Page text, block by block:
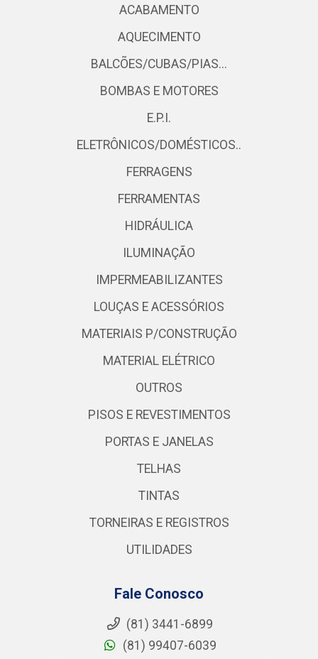
ACABAMENTO
AQUECIMENTO
BALCÕES/CUBAS/PIAS...
BOMBAS E MOTORES
E.P.I.
ELETRÔNICOS/DOMÉSTICOS..
FERRAGENS
FERRAMENTAS
HIDRÁULICA
ILUMINAÇÃO
IMPERMEABILIZANTES
LOUÇAS E ACESSÓRIOS
MATERIAIS P/CONSTRUÇÃO
MATERIAL ELÉTRICO
OUTROS
PISOS E REVESTIMENTOS
PORTAS E JANELAS
TELHAS
TINTAS
TORNEIRAS E REGISTROS
UTILIDADES
Fale Conosco
(81) 3441-6899
(81) 99407-6039